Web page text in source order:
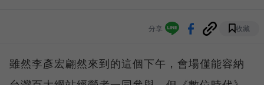
分享 收藏
雖然李彥宏翩然來到的這個下午，會場僅能容納